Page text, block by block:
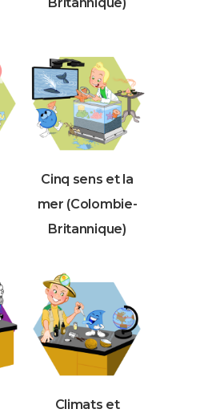
Cinq sens et la
mer (Colombie-
Britannique)
Climats et